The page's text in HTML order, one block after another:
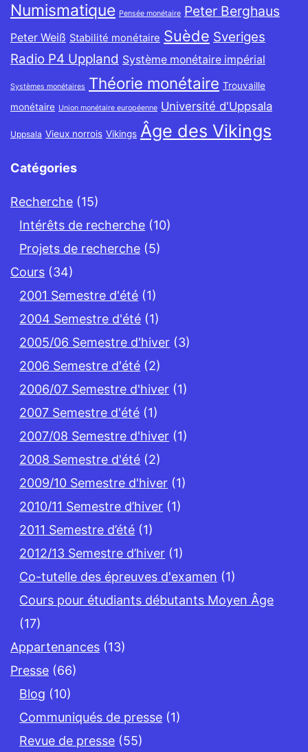
Numismatique Pensée monétaire Peter Berghaus
Peter Weiß Stabilité monétaire Suède Sveriges
Radio P4 Uppland Système monétaire impérial
Systèmes monétaires Théorie monétaire Trouvaille
monétaire Union monétaire européenne Université d'Uppsala
Uppsala Vieux norrois Vikings Âge des Vikings
Catégories
Recherche (15)
Intérêts de recherche (10)
Projets de recherche (5)
Cours (34)
2001 Semestre d'été (1)
2004 Semestre d'été (1)
2005/06 Semestre d'hiver (3)
2006 Semestre d'été (2)
2006/07 Semestre d'hiver (1)
2007 Semestre d'été (1)
2007/08 Semestre d'hiver (1)
2008 Semestre d'été (2)
2009/10 Semestre d'hiver (1)
2010/11 Semestre d’hiver (1)
2011 Semestre d’été (1)
2012/13 Semestre d’hiver (1)
Co-tutelle des épreuves d'examen (1)
Cours pour étudiants débutants Moyen Âge
(17)
Appartenances (13)
Presse (66)
Blog (10)
Communiqués de presse (1)
Revue de presse (55)